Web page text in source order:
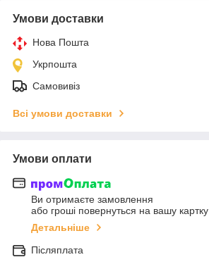
Умови доставки
Нова Пошта
Укрпошта
Самовивіз
Всі умови доставки
Умови оплати
Ви отримаєте замовлення
або гроші повернуться на вашу картку
Детальніше
Післяплата